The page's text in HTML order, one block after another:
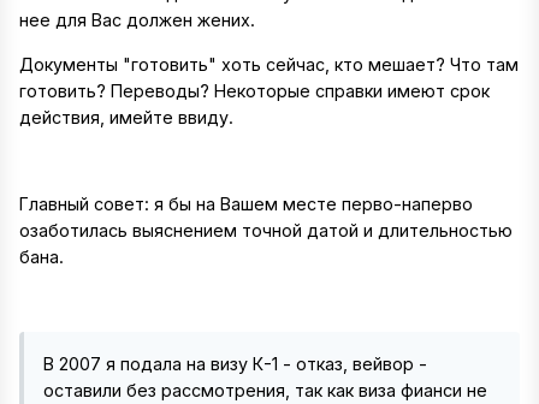
нее для Вас должен жених.
Документы "готовить" хоть сейчас, кто мешает? Что там
готовить? Переводы? Некоторые справки имеют срок
действия, имейте ввиду.
Главный совет: я бы на Вашем месте перво-наперво
озаботилась выяснением точной датой и длительностью
бана.
В 2007 я подала на визу К-1 - отказ, вейвор -
оставили без рассмотрения, так как виза фианси не